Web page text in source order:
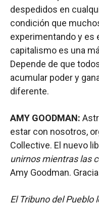
despedidos en
condición que
experimentando y es
capitalismo es una
Depende de que
acumular poder y
diferente.
AMY GOODMAN:
estar con nosotros,
Collective. El nuevo
unirnos mientras las
Amy Goodman.
El Tribuno del